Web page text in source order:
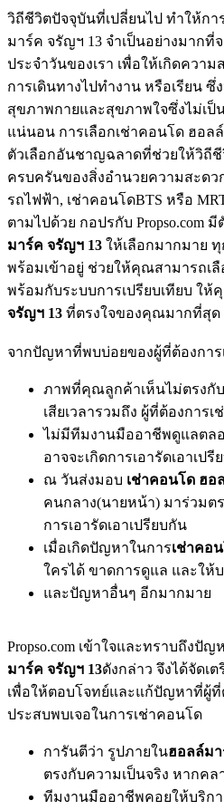
วิถีชีวิตปัจจุบันที่เปลี่ยนไป ทำให้กา
มาร์ค จรัญฯ 13 จำเป็นอย่างมาก
ประจำวันของเรา เพื่อให้เกิดควา
การเดินทางไปทำงาน หรือเรียน
สุขภาพกายและสุขภาพใจซึ่งไม่เป็
แน่นอน การเลือกเช่าคอนโด ฮอล
ตัวเลือกอันชาญฉลาดที่ช่วยให้วิถีชี
ครบครันของสิ่งอำนวยความสะดว
รถไฟฟ้า, เช่าคอนโดBTS หรือ
ตามไปด้วย กอปรกับ Propso.com มี
มาร์ค จรัญฯ 13 ให้เลือกมากมาย
พร้อมเข้าอยู่ ช่วยให้คุณสามารถเลื
พร้อมกับระบบการเปรียบเทียบ ให้
จรัญฯ 13 ที่ตรงใจของคุณมากที่สุด
จากปัญหาที่พบบ่อยของผู้ที่ต้องกา
ภาพที่คุณลูกค้าเห็นไม่ตรงกั
เสียเวลารวมถึง ผู้ที่ต้องการ
ไม่มีทีมงานมืออาชีพดูแลตล
อาจจะเกิดการเอารัดเอาเปรี
ณ วันส่งมอบ เช่าคอนโด ฮอ
คนกลาง(นายหน้า) มาร่วมต
การเอารัดเอาเปรียบกัน
เมื่อเกิดปัญหาในการเช่าคอ
ใครได้ ขาดการดูแล และให้
และปัญหาอื่นๆ อีกมากมาย
Propso.com เข้าใจและทราบถึงปัญ
มาร์ค จรัญฯ 13ดังกล่าว จึงได้จัดเ
เพื่อให้ตอบโจทย์และแก้ปัญหาที่ผู้ที่
ประสบพบเจอในการเช่าคอนโด
การันตีว่า รูปภายในฮอลล์ม
ตรงกับความเป็นจริง หากค
ทีมงานมืออาชีพคอยให้บริกา